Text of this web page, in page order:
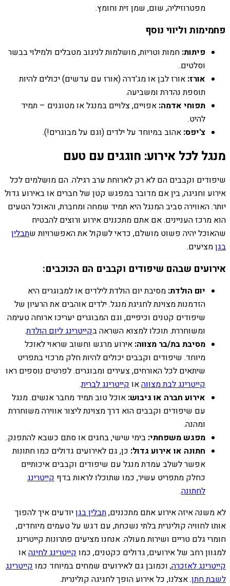
מפטרוזיליה, שום, שמן זית וחומץ.
פחמימות וליווי נוסף
פיתות: חמות וטריות, מושלמות לניגוב מטבלים ולמילוי בבשר
וסלטים.
אורז: אורז לבן או מג'דרה (אורז עם עדשים) יכולים להיות
תוספת נהדרת ומשביעה.
תפוחי אדמה: אפויים, צלויים במנגל או מטוגנים – תמיד
להיט.
צ'יפס: אהוב במיוחד על ילדים (וגם על מבוגרים!).
מנגל לכל אירוע: חוגגים עם טעם
שיפודים וקבבים הם לא רק לארוחת ערב רגילה. הם מושלמים לכל
אירוע וחגיגה, בין אם מדובר במפגש קטן של חברים או באירוע גדול
יותר. האווירה סביב המנגל היא תמיד שמחה ומחברת, והאוכל הטעים
הוא מרכז העניינים. אם אתם מתכננים אירוע ורוצים להבטיח
שהאוכל יהיה פשוט מושלם, כדאי לשקול את האפשרויות שתבלין
בגןמציעים.
אירועים שבהם שיפודים וקבבים הם הכוכבים:
יום הולדת: מסיבת יום הולדת לילדים או למבוגרים היא
הזדמנות מצוינת לחגיגת מנגל. ילדים אוהבים את הרעיון של
שיפודים קטנים וכיפיים, וגם המבוגרים יעריכו ארוחה טעימה
ומשוחררת. תוכלו למצוא השראה בקייטרינג ליום הולדת.
מסיבת בת/בר מצווה: אירוע מרגש וחשוב שראוי לאוכל
מיוחד. שיפודים וקבבים יכולים להיות חלק מרכזי בתפריט
שיתאים לכל האורחים, צעירים ומבוגרים. לפרטים נוספים ראו
קייטרינג לבת מצווהאוקייטרינג לברית.
אירוע חברה או גיבוש: אוכל טוב תמיד מחבר אנשים. מנגל
עם שיפודים וקבבים הוא דרך מצוינת ליצור אווירה משוחררת
ומהנה.
מפגש משפחתי: בימי שישי, בחגים או סתם כשבא להתפנק.
חתונה או אירוע גדול: כן, גם לאירועים גדולים כמו חתונות
אפשר לשלב עמדת מנגל עם שיפודים וקבבים איכותיים
כחלק מתפריט עשיר, כמו שתוכלו לראות בדף קייטרינג
לחתונה.
לא משנה איזה אירוע אתם מתכננים,תבלין בגןיודעים איך להפוך
אותו לחוויה קולינרית בלתי נשכחת, עם דגש על טעמים מיוחדים,
חומרי גלם טריים ושירות מעולה. אנחנו מציעים פתרונות קייטרינג
למגוון רחב של אירועים, גדולים כקטנים, כמוקייטרינג לחינהאו
קייטרינג לאזכרה, וכמובן גם לאירועים שמחים במיוחד כמוקייטרינג
לשבת חתן. אצלנו, כל אירוע הופך לחגיגה קולינרית.